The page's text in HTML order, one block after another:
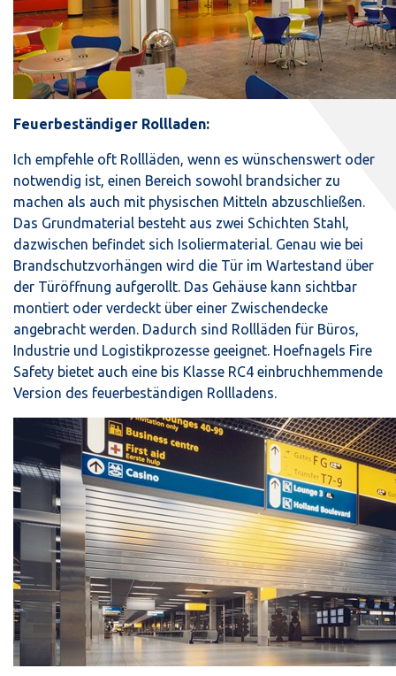
Feuerbeständiger Rollladen:
Ich empfehle oft Rollläden, wenn es wünschenswert oder
notwendig ist, einen Bereich sowohl brandsicher zu
machen als auch mit physischen Mitteln abzuschließen.
Das Grundmaterial besteht aus zwei Schichten Stahl,
dazwischen befindet sich Isoliermaterial. Genau wie bei
Brandschutzvorhängen wird die Tür im Wartestand über
der Türöffnung aufgerollt. Das Gehäuse kann sichtbar
montiert oder verdeckt über einer Zwischendecke
angebracht werden. Dadurch sind Rollläden für Büros,
Industrie und Logistikprozesse geeignet. Hoefnagels Fire
Safety bietet auch eine bis Klasse RC4 einbruchhemmende
Version des feuerbeständigen Rollladens.